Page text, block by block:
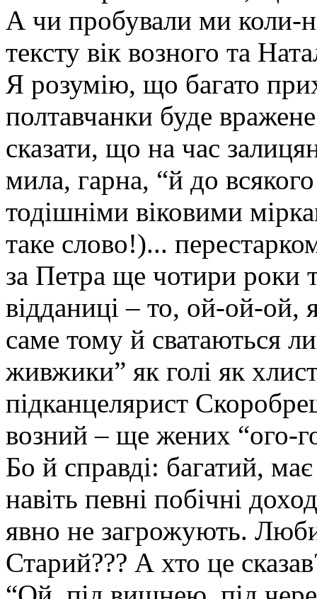
А чи пробували ми коли-
тексту вік возного та
Я розумію, що багато
полтавчанки буде
сказати, що на час
мила, гарна, “й до
тодішніми віковими
таке слово!)...
за Петра ще чотири роки
відданиці – то, ой-ой-ой,
саме тому й сватаються
живжики” як голі як
підканцелярист
возний – ще жених “ого-
Бо й справді: багатий,
навіть певні побічні
явно не загрожують.
Старий??? А хто це